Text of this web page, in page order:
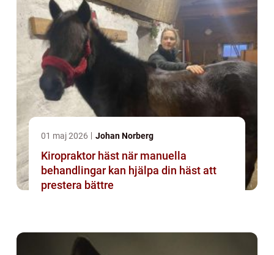
01 maj 2026 Johan Norberg
Kiropraktor häst när manuella
behandlingar kan hjälpa din häst att
prestera bättre